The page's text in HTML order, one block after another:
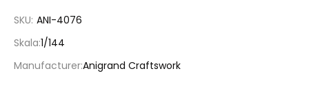
SKU ANI-4076
Skala 1/144
ManufacturerAnigrand Craftswork
bildgalleriet